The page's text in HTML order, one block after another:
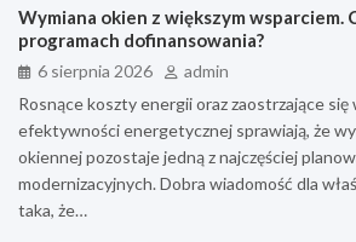
Wymiana okien z większym wsparciem.
programach dofinansowania?
6 sierpnia 2026
admin
Rosnące koszty energii oraz zaostrzające
efektywności energetycznej sprawiają, że
okiennej pozostaje jedną z najczęściej
modernizacyjnych. Dobra wiadomość dla
taka, że…